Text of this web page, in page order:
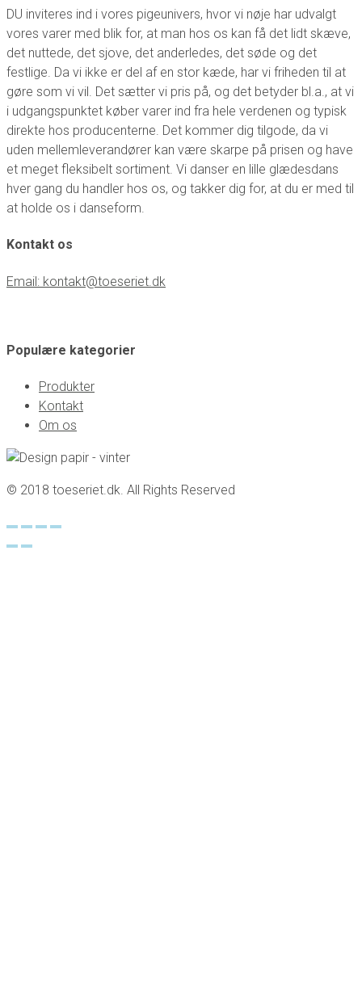
DU inviteres ind i vores pigeunivers, hvor vi nøje har udvalgt
vores varer med blik for, at man hos os kan få det lidt skæve,
det nuttede, det sjove, det anderledes, det søde og det
festlige. Da vi ikke er del af en stor kæde, har vi friheden til at
gøre som vi vil. Det sætter vi pris på, og det betyder bl.a., at vi
i udgangspunktet køber varer ind fra hele verdenen og typisk
direkte hos producenterne. Det kommer dig tilgode, da vi
uden mellemleverandører kan være skarpe på prisen og have
et meget fleksibelt sortiment. Vi danser en lille glædesdans
hver gang du handler hos os, og takker dig for, at du er med til
at holde os i danseform.
Kontakt os
Email: kontakt@toeseriet.dk
Populære kategorier
Produkter
Kontakt
Om os
© 2018 toeseriet.dk. All Rights Reserved